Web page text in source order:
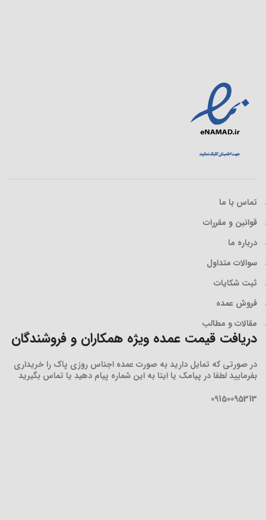
تماس با ما
قوانین و مقررات
درباره ما
سوالات متداول
ثبت شکایات
فروش عمده
مقالات و مطالب
دریافت قیمت عمده ویژه همکاران و فروشندگان
در صورتی که تمایل دارید به صورت عمده اجناس روزی پاک را خریداری
بفرمایید لطفا در پیامک یا ایتا به این شماره پیام دهید یا تماس بگیرید
09150095313